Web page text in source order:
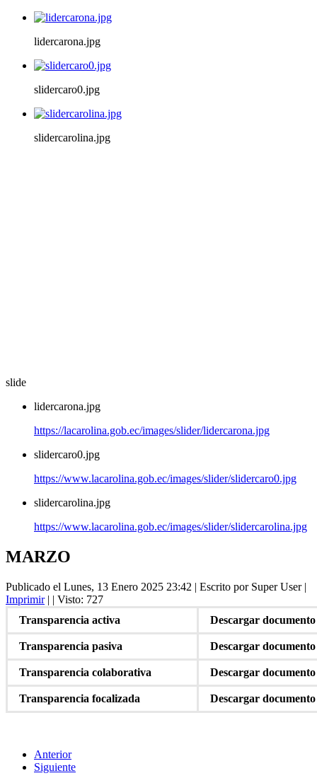
lidercarona.jpg
slidercaro0.jpg
slidercarolina.jpg
slide
lidercarona.jpg
https://lacarolina.gob.ec/images/slider/lidercarona.jpg
slidercaro0.jpg
https://www.lacarolina.gob.ec/images/slider/slidercaro0.jpg
slidercarolina.jpg
https://www.lacarolina.gob.ec/images/slider/slidercarolina.jpg
MARZO
Publicado el Lunes, 13 Enero 2025 23:42 | Escrito por Super User|
Imprimir| | Visto: 727
Transparencia activa
Descargar documento
Transparencia pasiva Descargar documento
Transparencia colaborativa Descargar documento
Transparencia focalizada Descargar documento
Anterior
Siguiente